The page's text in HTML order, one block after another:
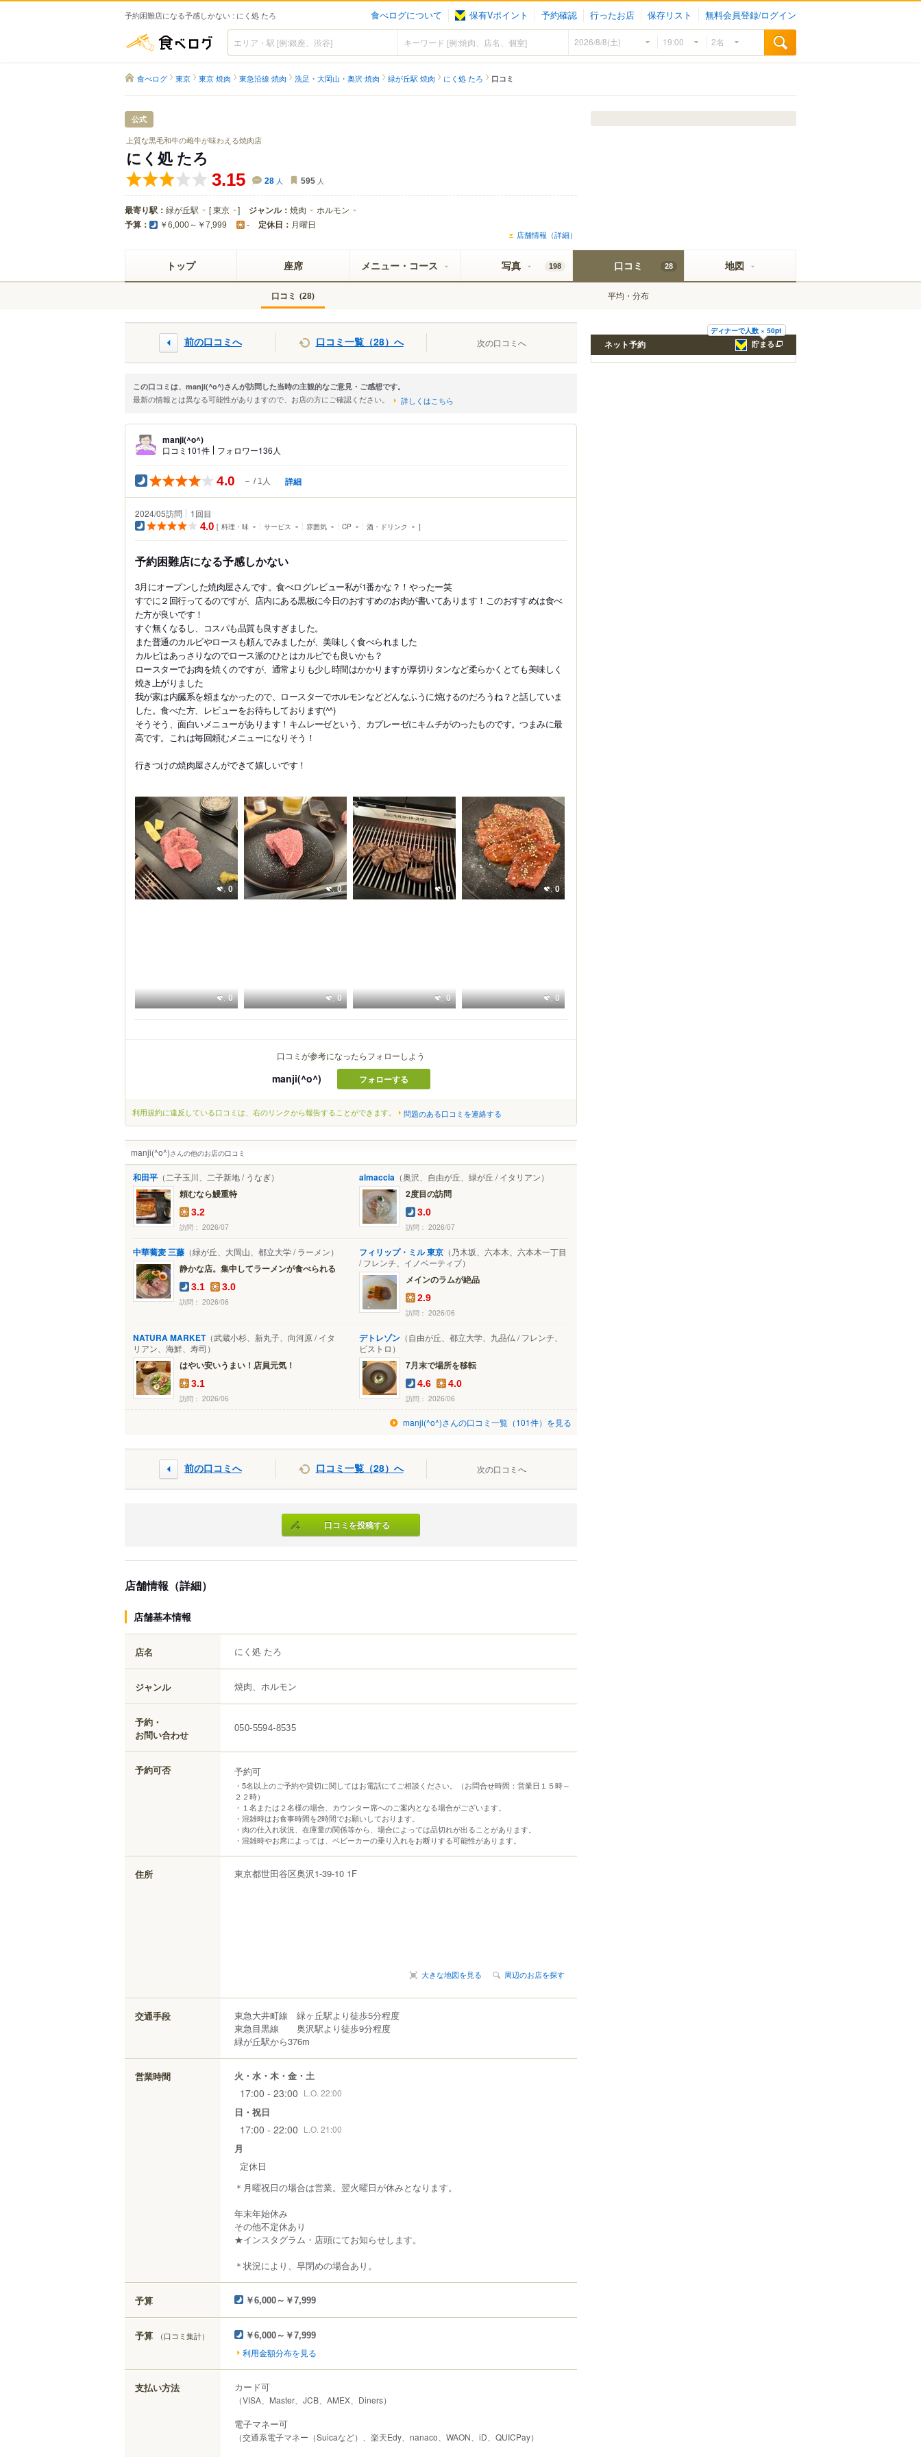
予約困難店になる予感しかない : にく処 たろ 食べログについて 保有Vポイント 予約確認 行ったお店 保存リスト 無料会員登録/ログイン
食べログ
食べログ 東京 東京 焼肉 東急沿線 焼肉 洗足・大岡山・奥沢 焼肉 緑が丘駅 焼肉 にく処 たろ 口コミ
公式
上質な黒毛和牛の雌牛が味わえる焼肉店
にく処 たろ
3.15 28 人 595 人
最寄り駅： 緑が丘駅 [東京 ] ジャンル： 焼肉 ホルモン
予算： ￥6,000～￥7,999 - 定休日： 月曜日
店舗情報（詳細）
トップ 座席 メニュー・コース 写真 198 口コミ 28
口コミ (28) 平均・分布
地図
前の口コミへ 口コミ一覧（28）へ 次の口コミへ
この口コミは、manji(^o^)さんが訪問した当時の主観的なご意見・ご感想です。
最新の情報とは異なる可能性がありますので、お店の方にご確認ください。 詳しくはこちら
manji(^o^)
口コミ101件 フォロワー136人
4.0 － 1人 詳細
2024/05訪問 1回目
4.0
料理・味 - サービス - 雰囲気 - CP - 酒・ドリンク -
予約困難店になる予感しかない
3月にオープンした焼肉屋さんです。食べログレビュー私が1番かな？！やったー笑
すでに２回行ってるのですが、店内にある黒板に今日のおすすめのお肉が書いてあります！このおすすめは食べ
た方が良いです！
すぐ無くなるし、コスパも品質も良すぎました。
また普通のカルビやロースも頼んでみましたが、美味しく食べられました
カルビはあっさりなのでロース派のひとはカルビでも良いかも？
ロースターでお肉を焼くのですが、通常よりも少し時間はかかりますが厚切りタンなど柔らかくとても美味しく
焼き上がりました
我が家は内臓系を頼まなかったので、ロースターでホルモンなどどんなふうに焼けるのだろうね？と話していま
した。食べた方、レビューをお待ちしております(^^)
そうそう、面白いメニューがあります！キムレーゼという、カプレーゼにキムチがのったものです。つまみに最
高です。これは毎回頼むメニューになりそう！
行きつけの焼肉屋さんができて嬉しいです！
0 0 0 0
0 0 0 0
口コミが参考になったらフォローしよう
manji(^o^) フォローする
利用規約に違反している口コミは、右のリンクから報告することができます。 問題のある口コミを連絡する
manji(^o^)さんの他のお店の口コミ
和田平 （二子玉川、二子新地 / うなぎ）
頼むなら鰻重特
3.2
訪問： 2026/07
almaccia （奥沢、自由が丘、緑が丘 / イタリアン）
2度目の訪問
3.0
訪問： 2026/07
中華蕎麦 三藤 （緑が丘、大岡山、都立大学 / ラーメン）
静かな店。集中してラーメンが食べられる
3.1 3.0
訪問： 2026/06
フィリップ・ミル 東京 （乃木坂、六本木、六本木一丁目
/ フレンチ、イノベーティブ）
メインのラムが絶品
2.9
訪問： 2026/06
NATURA MARKET（武蔵小杉、新丸子、向河原 / イタ
リアン、海鮮、寿司）
はやい安いうまい！店員元気！
3.1
訪問： 2026/06
デトレゾン （自由が丘、都立大学、九品仏 / フレンチ、
ビストロ）
7月末で場所を移転
4.6 4.0
訪問： 2026/06
manji(^o^)さんの口コミ一覧（101件）を見る
前の口コミへ 口コミ一覧（28）へ 次の口コミへ
口コミを投稿する
店舗情報（詳細）
店舗基本情報
店名 にく処 たろ
ジャンル 焼肉、ホルモン
予約・
お問い合わせ
050-5594-8535
予約可否 予約可
・5名以上のご予約や貸切に関してはお電話にてご相談ください。（お問合せ時間：営業日１５時～
２２時）
・１名または２名様の場合、カウンター席へのご案内となる場合がございます。
・混雑時はお食事時間を2時間でお願いしております。
・肉の仕入れ状況、在庫量の関係等から、場合によっては品切れが出ることがあります。
・混雑時やお席によっては、ベビーカーの乗り入れをお断りする可能性があります。
住所 東京都世田谷区奥沢1-39-10 1F
大きな地図を見る 周辺のお店を探す
交通手段
東急大井町線 緑ヶ丘駅より徒歩5分程度
東急目黒線 奥沢駅より徒歩9分程度
緑が丘駅から376m
営業時間 火・水・木・金・土
17:00 - 23:00 L.O. 22:00
日・祝日
17:00 - 22:00 L.O. 21:00
月
定休日
＊月曜祝日の場合は営業。翌火曜日が休みとなります。
年末年始休み
その他不定休あり
★インスタグラム・店頭にてお知らせします。
＊状況により、早閉めの場合あり。
予算 ￥6,000～￥7,999
予算 （口コミ集計） ￥6,000～￥7,999
利用金額分布を見る
支払い方法 カード可
（VISA、Master、JCB、AMEX、Diners）
電子マネー可
（交通系電子マネー（Suicaなど）、楽天Edy、nanaco、WAON、iD、QUICPay）
ディナーで人数 × 50pt
貯まる
ネット予約